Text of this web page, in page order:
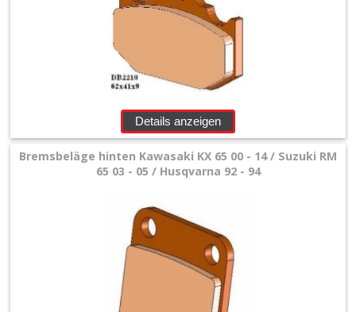
Details anzeigen
Bremsbeläge hinten Kawasaki KX 65 00 - 14 / Suzuki RM
65 03 - 05 / Husqvarna 92 - 94